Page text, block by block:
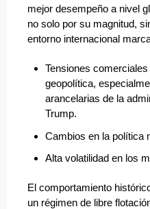
mejor desempeño a nivel
no solo por su magnitud,
entorno internacional
Tensiones
geopolítica,
arancelarias de la
Trump.
Cambios en la política
Alta volatilidad en los
El comportamiento
un régimen de libre